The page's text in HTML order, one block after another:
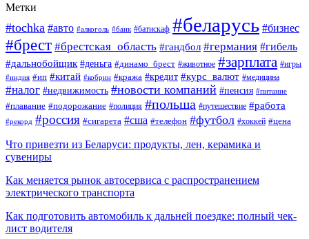
Метки
#tochka #авто #алкоголь #банк #батискаф #беларусь #бизнес
#брест #брестская_область #гандбол #германия #гибель
#дальнобойщик #деньга #динамо_брест #животное #зарплата #игры
#индия #ип #китай #кобрин #кража #кредит #курс_валют #медицина
#налог #недвижимость #новости компаний #пенсия #питание
#плавание #подорожание #полиция #польша #путешествие #работа
#рекорд #россия #сигарета #сша #телефон #футбол #хоккей #цена
Что привезти из Беларуси: продукты, лен, керамика и
сувениры
Как меняется рынок автосервиса с распространением
электрического транспорта
Как подготовить автомобиль к дальней поездке: полный чек-
лист водителя